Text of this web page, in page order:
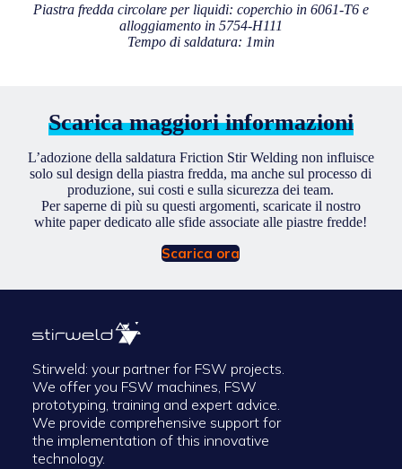
Piastra fredda circolare per liquidi: coperchio in 6061-T6 e
alloggiamento in 5754-H111
Tempo di saldatura: 1min
Scarica maggiori informazioni
L’adozione della saldatura Friction Stir Welding non influisce
solo sul design della piastra fredda, ma anche sul processo di
produzione, sui costi e sulla sicurezza dei team.
Per saperne di più su questi argomenti, scaricate il nostro
white paper dedicato alle sfide associate alle piastre fredde!
Scarica ora
Stirweld: your partner for FSW projects.
We offer you FSW machines, FSW
prototyping, training and expert advice.
We provide comprehensive support for
the implementation of this innovative
technology.